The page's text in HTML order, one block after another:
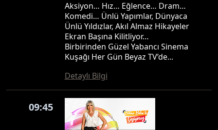
Aksiyon… Hız… Eğlence… Dram…
Komedi… Ünlü Yapımlar, Dünyaca
Ünlü Yıldızlar, Akıl Almaz Hikayeler
Ekran Başına Kilitliyor…
Birbirinden Güzel Yabancı Sinema
Kuşağı Her Gün Beyaz TV’de...
Detaylı Bilgi
09:45